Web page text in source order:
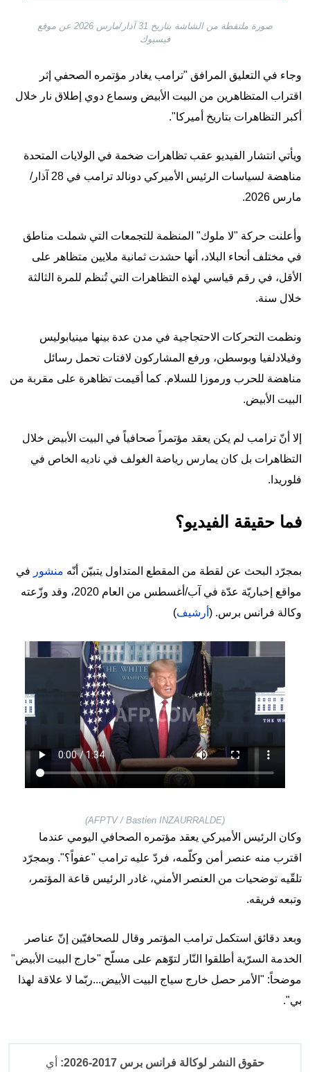
صورة ملتقطة من الشاشة بتاريخ 31 آذار/مارس 2026 عن موقع
فيسبوك
وجاء في التعليق المرافق "ترامب يغادر مؤتمره الصحفي إثر
اقتراب المتظاهرين من البيت الأبيض وسماع دوي إطلاق نار خلال
أكبر التظاهرات بتاريخ أميركا".
ويأتي انتشار الفيديو عقب تظاهرات ضخمة في الولايات المتحدة
مناهضة لسياسات الرئيس الأميركي دونالد ترامب في 28 آذار/
مارس 2026.
وأعلنت حركة "لا ملوك" المنظمة للتجمعات التي شملت مناطق
في مختلف أنحاء البلاد، أنها حشدت ثمانية ملايين متظاهر على
الأقل، في رقم قياسي لهذه التظاهرات التي تُنظم للمرة الثالثة
خلال سنة.
ونظمت التحركات الاحتجاجية في مدن عدة بينها مينيابوليس
وفيلادلفيا وبوسطن، ورفع المشاركون لافتات تحمل رسائل
مناهضة للحرب ورموزا للسلام. كما أقيمت تظاهرة على مقربة من
البيت الأبيض.
إلا أنّ ترامب لم يكن يعقد مؤتمراً صحافياً في البيت الأبيض خلال
التظاهرات بل كان يمارس رياضة الغولف في ناديه الخاص في
فلوريدا.
فما حقيقة الفيديو؟
بمجرّد البحث عن لقطة من المقطع المتداول يتبيّن أنّه منشور في
مواقع إخباريّة عدّة في آب/أغسطس من العام 2020، وقد وزّعته
وكالة فرانس برس. ( أرشيف)
(AFPTV / Bastien INZAURRALDE)
وكان الرئيس الأميركي يعقد مؤتمره الصحافي اليومي عندما
اقترب منه عنصر أمن وكلّمه، فردّ عليه ترامب "عفواً؟". وبمجرّد
تلقّيه توضحيات من العنصر الأمني، غادر الرئيس قاعة المؤتمر،
وتبعه فريقه.
وبعد دقائق استكمل ترامب المؤتمر وقال للصحافيّين إنّ عناصر
الخدمة السرّية أطلقوا النّار لتوّهم على مسلّح "خارج البيت الأبيض"
موضحاً: "الأمر حصل خارج سياج البيت الأبيض...ربّما لا علاقة لهذا
بي".
حقوق النشر لوكالة فرانس برس 2017-2026: أي